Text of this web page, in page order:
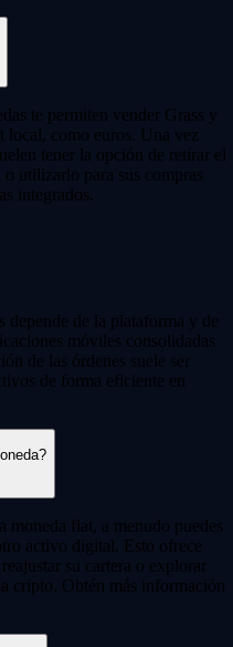
te permiten vender Grass y
local, como euros. Una vez
tener la opción de retirar el
utilizarlo para sus compras
integrados.
depende de la plataforma y de
móviles consolidadas
de las órdenes suele ser
de forma eficiente en
moneda fiat, a menudo puedes
activo digital. Esto ofrece
su cartera o explorar
cripto. Obtén más información